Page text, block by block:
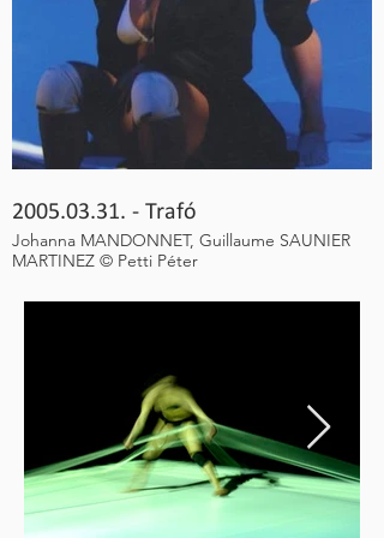
2005.03.31. - Trafó
Johanna MANDONNET, Guillaume SAUNIER
MARTINEZ © Petti Péter
2011.12.06. - Trafó
Simet Jessica, Major László © KNI
2019.05.16. - Trafó
© Bobál Katalin - bobal photography
2019.05.04. - Bakelit
© Bobál Katalin - bobal photography